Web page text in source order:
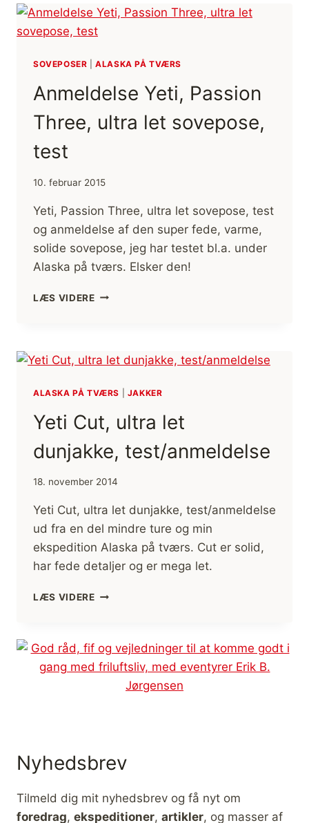
ZERO,
FRA
SOVEPOSER |ALASKA PÅ TVÆRS
Anmeldelse Yeti, Passion
Three, ultra let sovepose,
test
10. februar 2015
Yeti, Passion Three, ultra let sovepose, test
og anmeldelse af den super fede, varme,
solide sovepose, jeg har testet bl.a. under
Alaska på tværs. Elsker den!
LÆS VIDEREANMELDELSE
LET
TEST
ALASKA PÅ TVÆRS JAKKER
Yeti Cut, ultra let
dunjakke, test/anmeldelse
18. november 2014
Yeti Cut, ultra let dunjakke, test/anmeldelse
ud fra en del mindre ture og min
ekspedition Alaska på tværs. Cut er solid,
har fede detaljer og er mega let.
LÆS VIDEREYETI
DUNJAKKE,
TEST/ANMELDELSE
Nyhedsbrev
Tilmeld dig mit nyhedsbrev og få nyt om
foredrag, ekspeditioner, artikler, og masser af